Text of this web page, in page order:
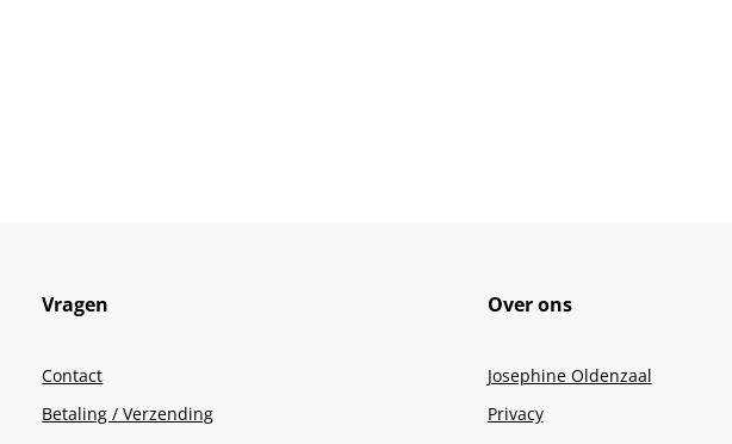
Vragen
Contact
Betaling / Verzending
Over ons
Josephine Oldenzaal
Privacy